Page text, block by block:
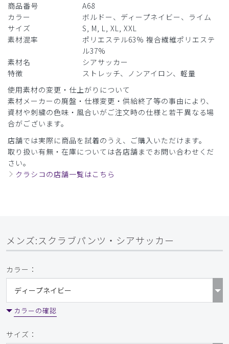
商品番号
A68
カラー
ボルドー、ディープネイビー、ライム
サイズ
S, M, L, XL, XXL
素材混率
ポリエステル63% 複合繊維ポリエステ
ル37%
素材名
シアサッカー
特徴
ストレッチ、ノンアイロン、軽量
使用素材の変更・仕上がりについて
素材メーカーの廃盤・仕様変更・供給終了等の事由により、
資材や刺繍の色味・風合いがご注文時の仕様と若干異なる場
合がございます。
店舗では実際に商品を試着のうえ、ご購入いただけます。
取り扱い有無・在庫については各店舗までお問い合わせくだ
さい。
クラシコの店舗一覧はこちら
メンズ:スクラブパンツ・シアサッカー
カラー：
カラーの確認
サイズ：